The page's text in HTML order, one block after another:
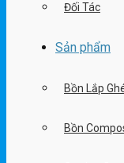
Đối Tác
Sản phẩm
Bồn Lắp
Bồn